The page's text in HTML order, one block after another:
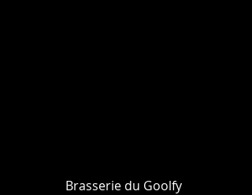
Brasserie du Goolfy